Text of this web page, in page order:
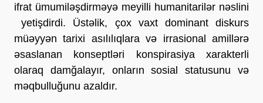
ifrat ümumiləşdirməyə meyilli humanitarilər nəslini
yetişdirdi. Üstəlik, çox vaxt dominant diskurs
müəyyən tarixi asılılıqlara və irrasional amillərə
əsaslanan konseptləri konspirasiya xarakterli
olaraq damğalayır, onların sosial statusunu və
məqbulluğunu azaldır.